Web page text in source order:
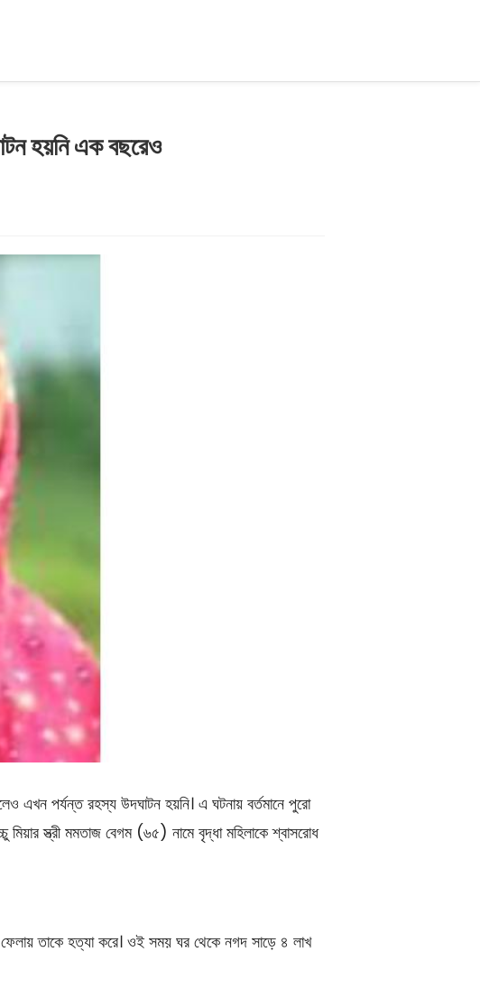
হয়নি এক বছরেও
এখন পর্যন্ত রহস্য উদঘাটন হয়নি। এ ঘটনায় বর্তমানে পুরো
মিয়ার স্ত্রী মমতাজ বেগম (৬৫) নামে বৃদ্ধা মহিলাকে শ্বাসরোধ
তাকে হত্যা করে। ওই সময় ঘর থেকে নগদ সাড়ে ৪ লাখ